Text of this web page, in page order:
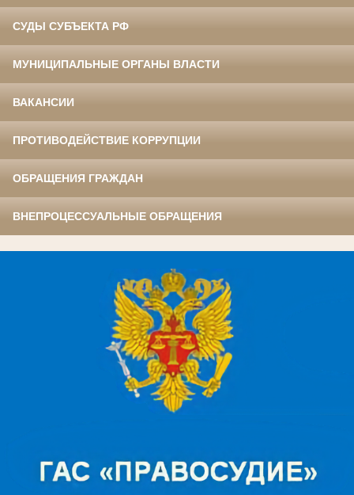
СУДЫ СУБЪЕКТА РФ
МУНИЦИПАЛЬНЫЕ ОРГАНЫ ВЛАСТИ
ВАКАНСИИ
ПРОТИВОДЕЙСТВИЕ КОРРУПЦИИ
ОБРАЩЕНИЯ ГРАЖДАН
ВНЕПРОЦЕССУАЛЬНЫЕ ОБРАЩЕНИЯ